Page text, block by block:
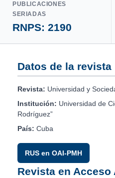
PUBLICACIONES
SERIADAS
RNPS: 2190
Datos de la revista
Revista: Universidad y
Institución: Universidad de
Rodríguez”
País: Cuba
RUS en OAI-PMH
Revista en Acceso